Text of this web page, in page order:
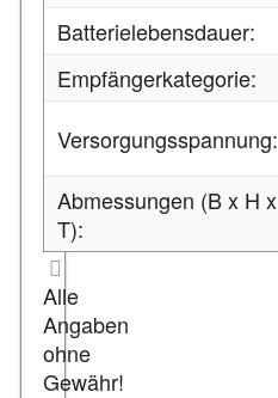
Batterielebensdauer:
Empfängerkategorie:
Versorgungsspannung:
Abmessungen (B x H x
T):
Alle
Angaben
ohne
Gewähr!